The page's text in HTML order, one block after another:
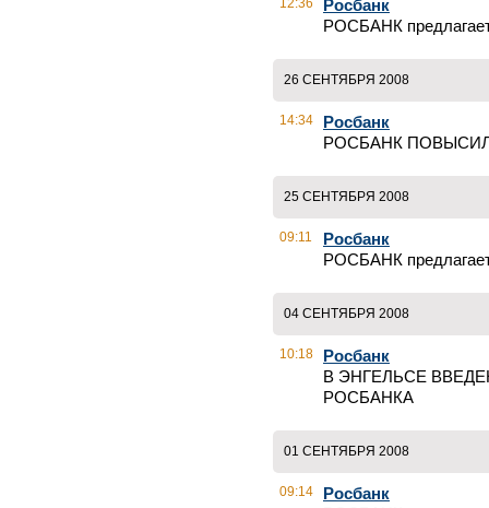
12:36
Росбанк
РОСБАНК
26 СЕНТЯБРЯ 2008
14:34
Росбанк
РОСБАНК
25 СЕНТЯБРЯ 2008
09:11
Росбанк
РОСБАНК
04 СЕНТЯБРЯ 2008
10:18
Росбанк
В ЭНГЕЛЬСЕ
РОСБАНКА
01 СЕНТЯБРЯ 2008
09:14
Росбанк